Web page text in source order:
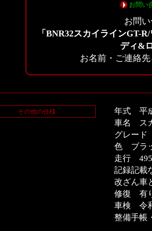
お問い
お問
「BNR32スカイラインGT-
ディ&
お名前・ご連絡
その他の仕様
年式 平
車名 ス
グレー
色 ブラ
走行
記録記載
改ざん車
修復 有
車検 令
整備手帳